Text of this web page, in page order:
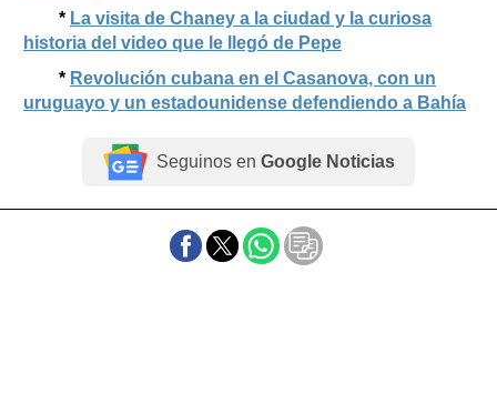
* La visita de Chaney a la ciudad y la curiosa
historia del video que le llegó de Pepe
* Revolución cubana en el Casanova, con un
uruguayo y un estadounidense defendiendo a Bahía
Seguinos en Google Noticias